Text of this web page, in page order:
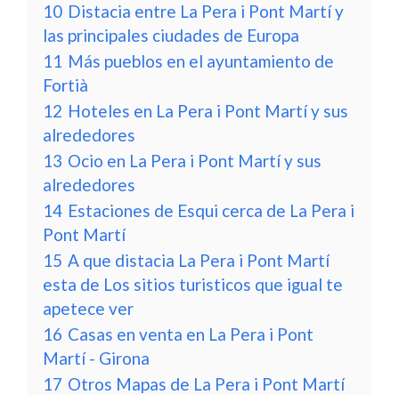
10 Distacia entre La Pera i Pont Martí y
las principales ciudades de Europa
11 Más pueblos en el ayuntamiento de
Fortià
12 Hoteles en La Pera i Pont Martí y sus
alrededores
13 Ocio en La Pera i Pont Martí y sus
alrededores
14 Estaciones de Esqui cerca de La Pera i
Pont Martí
15 A que distacia La Pera i Pont Martí
esta de Los sitios turisticos que igual te
apetece ver
16 Casas en venta en La Pera i Pont
Martí - Girona
17 Otros Mapas de La Pera i Pont Martí